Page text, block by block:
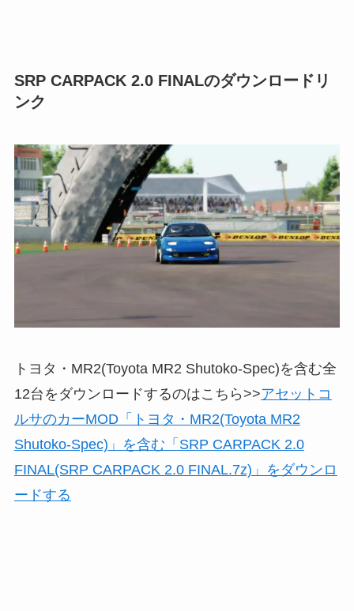
SRP CARPACK 2.0 FINALのダウンロードリ
ンク
トヨタ・MR2(Toyota MR2 Shutoko-Spec)を含む全
12台をダウンロードするのはこちら>>アセットコ
ルサのカーMOD「トヨタ・MR2(Toyota MR2
Shutoko-Spec)」を含む「SRP CARPACK 2.0
FINAL(SRP CARPACK 2.0 FINAL.7z)」をダウンロ
ードする